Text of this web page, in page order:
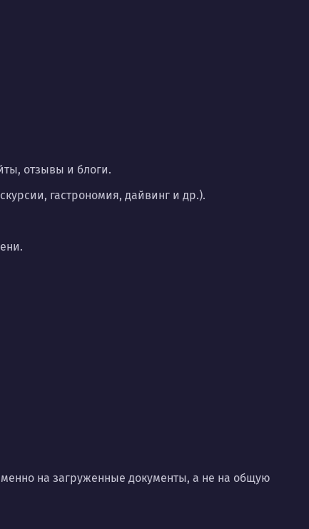
отзывы и блоги.
гастрономия, дайвинг и др.).
на загруженные документы, а не на общую